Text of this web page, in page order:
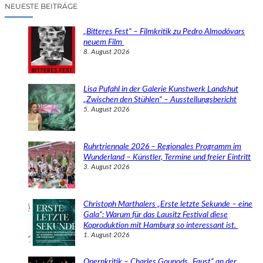
NEUESTE BEITRÄGE
„Bitteres Fest“ – Filmkritik zu Pedro Almodóvars
neuem Film
8. August 2026
Lisa Pufahl in der Galerie Kunstwerk Landshut
„Zwischen den Stühlen“ – Ausstellungsbericht
5. August 2026
Ruhrtriennale 2026 – Regionales Programm im
Wunderland – Künstler, Termine und freier Eintritt
3. August 2026
Christoph Marthalers „Erste letzte Sekunde – eine
Gala“: Warum für das Lausitz Festival diese
Koproduktion mit Hamburg so interessant ist.
1. August 2026